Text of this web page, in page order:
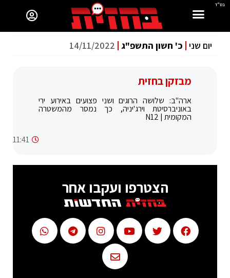
בס"ד
יום שני כ' חשון התשפ"ג 14/11/2022
מבזקן בחזית
ארה"ב: שלושה הרוגים ושני פצועים באירוע ירי
באוניברסיטת וירג'יניה, כך נמסר מהמשטרה
המקומית | N12
11:41
הצטרפו ועקבו אחר